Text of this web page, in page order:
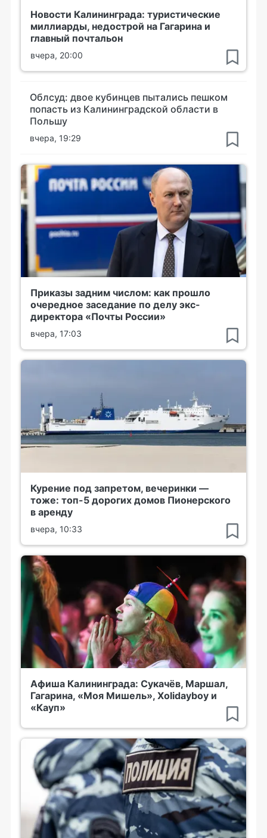
Новости Калининграда: туристические
миллиарды, недострой на Гагарина и
главный почтальон
вчера, 20:00
Облсуд: двое кубинцев пытались пешком
попасть из Калининградской области в
Польшу
вчера, 19:29
Приказы задним числом: как прошло
очередное заседание по делу экс-
директора «Почты России»
вчера, 17:03
Курение под запретом, вечеринки —
тоже: топ-5 дорогих домов Пионерского
в аренду
вчера, 10:33
Афиша Калининграда: Сукачёв, Маршал,
Гагарина, «Моя Мишель», Xolidayboy и
«Кауп»